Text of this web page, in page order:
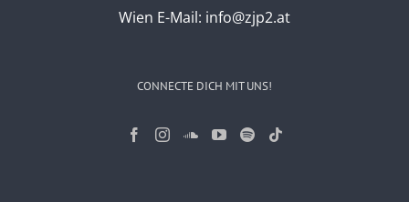
Wien E-Mail: info@zjp2.at
CONNECTE DICH MIT UNS!